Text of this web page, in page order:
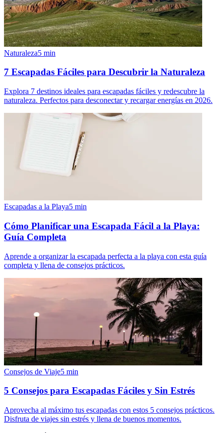
Naturaleza5 min
7 Escapadas Fáciles para Descubrir la Naturaleza
Explora 7 destinos ideales para escapadas fáciles y redescubre la
naturaleza. Perfectos para desconectar y recargar energías en 2026.
Escapadas a la Playa5 min
Cómo Planificar una Escapada Fácil a la Playa:
Guía Completa
Aprende a organizar la escapada perfecta a la playa con esta guía
completa y llena de consejos prácticos.
Consejos de Viaje5 min
5 Consejos para Escapadas Fáciles y Sin Estrés
Aprovecha al máximo tus escapadas con estos 5 consejos prácticos.
Disfruta de viajes sin estrés y llena de buenos momentos.